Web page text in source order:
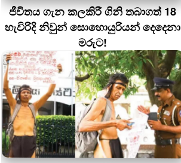
ජීවිතය ගැන කලකිරී ගිනි තබාගත් 18
හැවිරිදි නිවුන් සොහොයුරියන් දෙදෙනා
මරුට!